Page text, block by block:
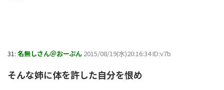
31: 名無しさん＠おーぷん 2015/08/19(水)20:16:34 ID:v7b
そんな姉に体を許した自分を恨め